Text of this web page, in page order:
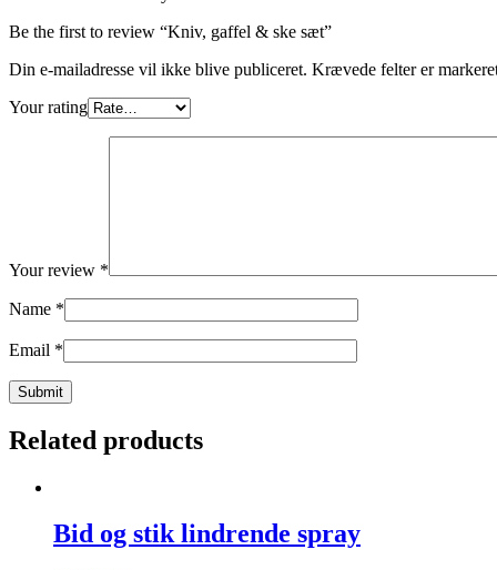
Be the first to review “Kniv, gaffel & ske sæt”
Din e-mailadresse vil ikke blive publiceret. Krævede felter er
Your rating
Your review *
Name *
Email *
Related products
Bid og stik lindrende spray